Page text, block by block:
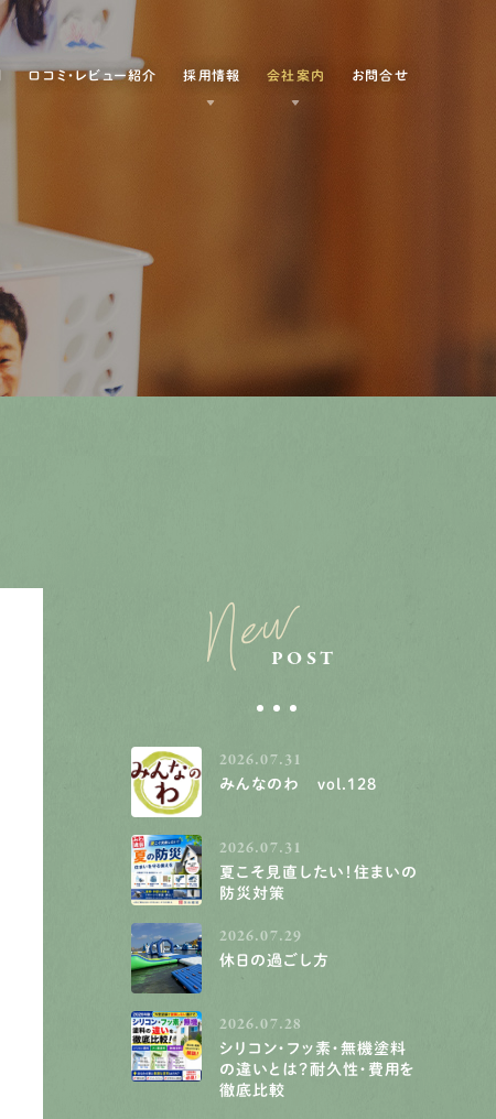
口コミ・レビュー紹介 採用情報 会社案内 お問合せ
NewPOST
2026.07.31
みんなのわ vol.128
2026.07.31
夏こそ見直したい！住まいの
防災対策
2026.07.29
休日の過ごし方
2026.07.28
シリコン・フッ素・無機塗料
の違いとは？耐久性・費用を
徹底比較